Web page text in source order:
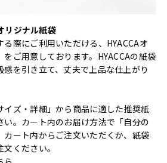
リジナル紙袋
際にご利用いただける、HYACCAオ
をご用意しております。HYACCAの紙袋
を引き立て、丈夫で上品な仕上がり
イズ・詳細」から商品に適した推奨紙
い。カート内のお届け方法で「自分の
カート内からご注文いただくか、紙袋
ください。